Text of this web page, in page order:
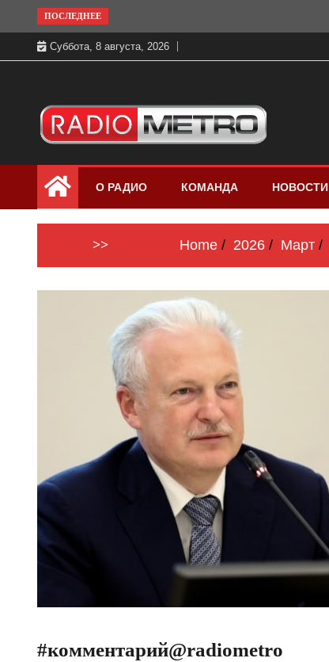
to
content
ПОСЛЕДНЕЕ
Суббота, 8 августа, 2026
Радио МЕТРО
бесплатно в хорошем качестве Санкт-
Петербург и Россия
О РАДИО КОМАНДА НОВОСТИ
>> Home 2026 Март
#комментарий@radiometro